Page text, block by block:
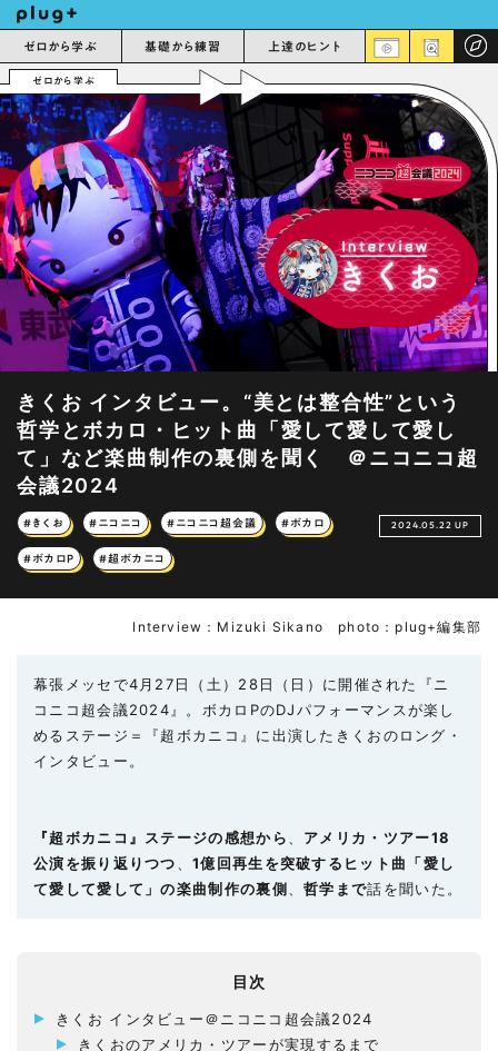
ゼロから学ぶ 基礎から練習 上達のヒント
ゼロから学ぶ
きくお インタビュー。“美とは整合性”という
哲学とボカロ・ヒット曲「愛して愛して愛し
て」など楽曲制作の裏側を聞く ＠ニコニコ超
会議2024
#きくお #ニコニコ #ニコニコ超会議 #ボカロ
#ボカロP #超ボカニコ
2024.05.22 UP
Interview：Mizuki Sikano photo：plug+編集部
幕張メッセで4月27日（土）28日（日）に開催された『ニ
コニコ超会議2024』。ボカロPのDJパフォーマンスが楽し
めるステージ＝『超ボカニコ』に出演したきくおのロング・
インタビュー。
『超ボカニコ』ステージの感想から
アメリカ・ツアー18
公演を振り返りつつ
、1億回再生を突破するヒット曲「愛し
て愛して愛して」の楽曲制作の裏側 、哲学まで話を聞いた。
目次
きくお インタビュー＠ニコニコ超会議2024
きくおのアメリカ・ツアーが実現するまで